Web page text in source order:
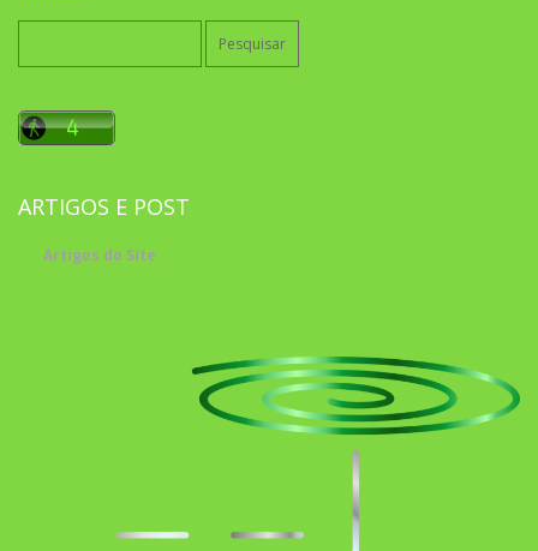
ARTIGOS E POST
Artigos do Site